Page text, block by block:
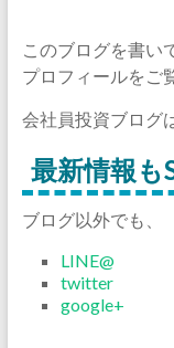
このブログを書い
プロフィールをご
会社員投資ブログ
最新情報も
ブログ以外でも、
LINE@
twitter
google+